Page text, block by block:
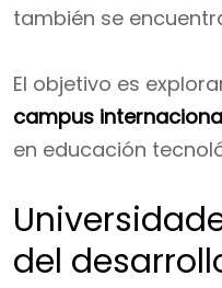
también se
El objetivo es
campus
en educación
del